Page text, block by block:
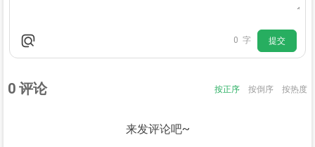
0 字 提交
0 评论 按正序 按倒序 按热度
来发评论吧~